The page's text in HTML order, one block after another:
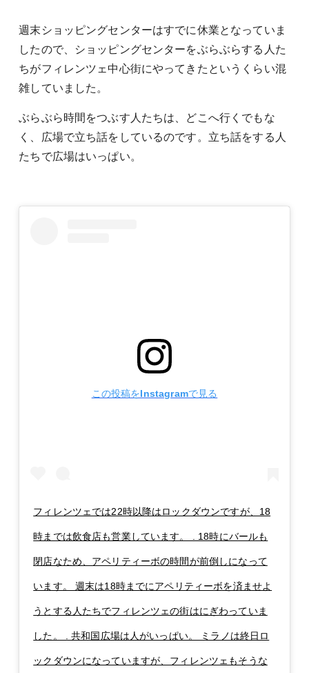
週末ショッピングセンターはすでに休業となっていま
したので、ショッピングセンターをぶらぶらする人た
ちがフィレンツェ中心街にやってきたというくらい混
雑していました。
ぶらぶら時間をつぶす人たちは、どこへ行くでもな
く、広場で立ち話をしているのです。立ち話をする人
たちで広場はいっぱい。
この投稿をInstagramで見る
フィレンツェでは22時以降はロックダウンですが、18
時までは飲食店も営業しています。 . 18時にバールも
閉店なため、アペリティーボの時間が前倒しになって
います。 週末は18時までにアペリティーボを済ませよ
うとする人たちでフィレンツェの街はにぎわっていま
した。 . 共和国広場は人がいっぱい。 ミラノは終日ロ
ックダウンになっていますが、フィレンツェもそうな